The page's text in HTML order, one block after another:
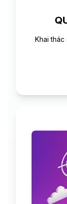
Khai thác